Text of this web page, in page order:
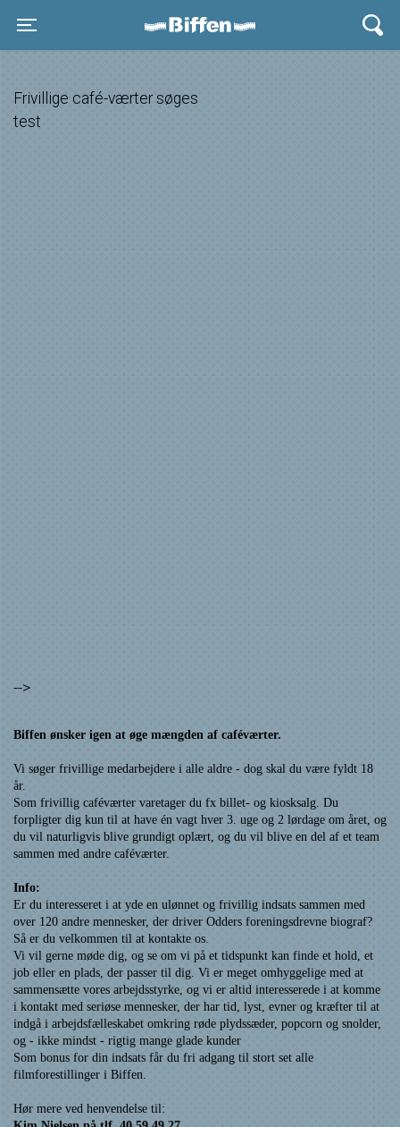
Biffen Odder
Frivillige café-værter søges
test
-->
Biffen ønsker igen at øge mængden af caféværter.
Vi søger frivillige medarbejdere i alle aldre - dog skal du være fyldt 18
år.
Som frivillig caféværter varetager du fx billet- og kiosksalg. Du
forpligter dig kun til at have én vagt hver 3. uge og 2 lørdage om året, og
du vil naturligvis blive grundigt oplært, og du vil blive en del af et team
sammen med andre caféværter.
Info:
Er du interesseret i at yde en ulønnet og frivillig indsats sammen med
over 120 andre mennesker, der driver Odders foreningsdrevne biograf?
Så er du velkommen til at kontakte os.
Vi vil gerne møde dig, og se om vi på et tidspunkt kan finde et hold, et
job eller en plads, der passer til dig. Vi er meget omhyggelige med at
sammensætte vores arbejdsstyrke, og vi er altid interesserede i at komme
i kontakt med seriøse mennesker, der har tid, lyst, evner og kræfter til at
indgå i arbejdsfælleskabet omkring røde plydssæder, popcorn og snolder,
og - ikke mindst - rigtig mange glade kunder
Som bonus for din indsats får du fri adgang til stort set alle
filmforestillinger i Biffen.
Hør mere ved henvendelse til: